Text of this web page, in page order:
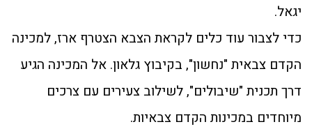
יגאל.
כדי לצבור עוד כלים לקראת הצבא הצטרף ארז, למכינה
הקדם צבאית "נחשון", בקיבוץ גלאון. אל המכינה הגיע
דרך תכנית "שיבולים", לשילוב צעירים עם צרכים
מיוחדים במכינות הקדם צבאיות.